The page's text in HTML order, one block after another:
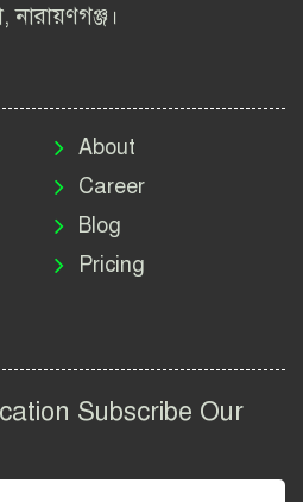
২০২৬ | BIWTA Job Circular
মাদকদ্রব্য নিয়ন্ত্রণ অধিদপ্তর
নিয়োগ বিজ্ঞপ্তি ২০২৬ | DNC
Job Circular 2026
পাসপোর্ট করতে কি কি লাগে
২০২৬ | ই-পাসপোর্ট আবেদন ও
Group Job Circular 2026
তথ্য অধিদপ্তর নিয়োগ বিজ্ঞপ্তি
নারায়ণগঞ্জ।
About
Career
Blog
Pricing
Subscribe Our